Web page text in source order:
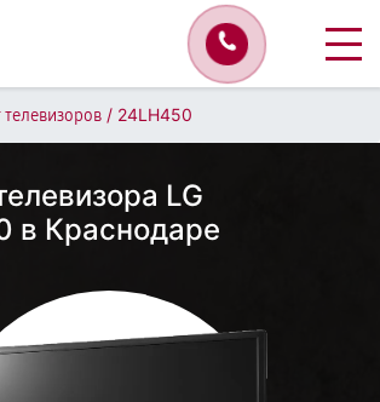
/ 24LH450
LG
в Краснодаре